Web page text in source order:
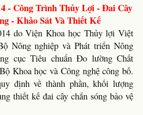
- Công Trình Thủy Lợi - Đai Cây
- Khảo Sát Và Thiết Kế
do Viện Khoa học Thủy lợi Việt
Nông nghiệp và Phát triển Nông
cục Tiêu chuẩn Đo lường Chất
Khoa học và Công nghệ công bố.
định về thành phần, khối lượng
thiết kế đai cây chắn sóng bảo vệ